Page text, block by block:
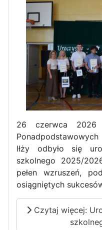
Zawody Sportowo
klas OPW
Apel z okazji
uchwalenia
26 czerwca
Iłży odbyło się
szkolnego 2025/
pełen wzruszeń,
osiągniętych
Czytaj więcej: